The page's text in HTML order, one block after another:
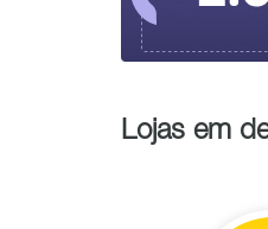
Lojas em